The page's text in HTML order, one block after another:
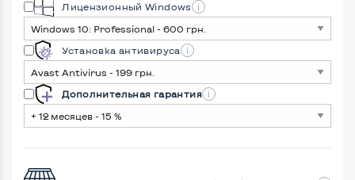
Лицензионный Windows
Установка антивируса
Дополнительная гарантия